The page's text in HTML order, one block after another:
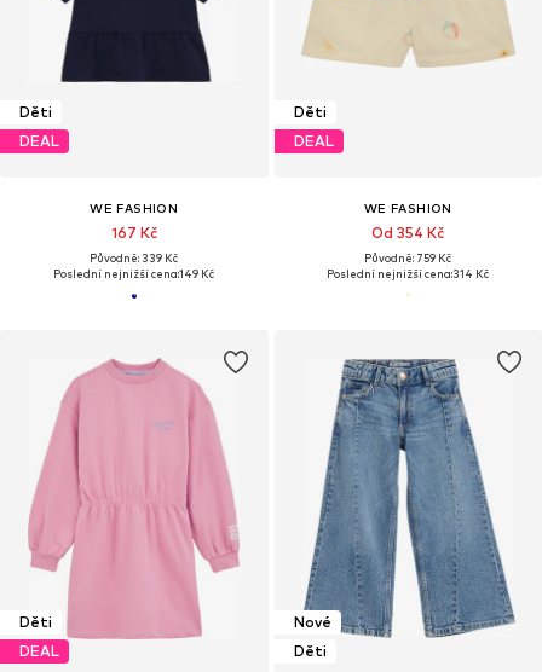
Děti
DEAL
WE FASHION
167 Kč
Původně: 339 Kč
Poslední nejnižší cena:149 Kč
Děti
DEAL
WE FASHION
Od 354 Kč
Původně: 759 Kč
Poslední nejnižší cena:314 Kč
Děti
DEAL
Nové
Děti